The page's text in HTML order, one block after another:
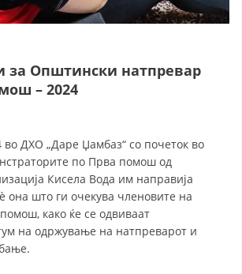
ИСТОРИЈАТ НА ДВИЖЕЊЕТО
НА ОРГАНИЗАЦИЈАТА
КОНТАКТ ИНФОРМАЦИИ
ЗАКОН ЗА ЦКРМ
СТАТУТ НА ЦКРМ
за Општински натпревар
– 2024
во ДХО „Даре Џамбаз“ со почеток во
по Прва помош од
Кисела Вода им направија
она што ги очекува членовите на
како ќе се одвиваат
на одржување на натпреварот и